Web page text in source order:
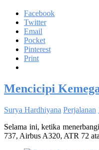
Facebook
Twitter
Email
Pocket
Pinterest
Print
Mencicipi
Surya Hardhiyana Perjalanan
Selama ini, ketika
737, Airbus A320, ATR 72